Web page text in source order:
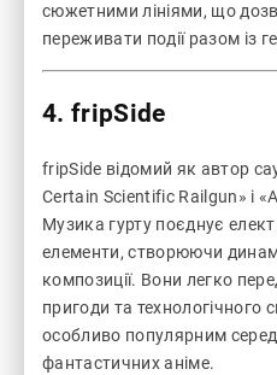
сюжетними лініями, що
переживати події разом із
4. fripSide
fripSide відомий як автор
Certain Scientific Railgun» і
Музика гурту поєднує
елементи, створюючи
композиції. Вони легко
пригоди та технологічного
особливо популярним
фантастичних аніме.